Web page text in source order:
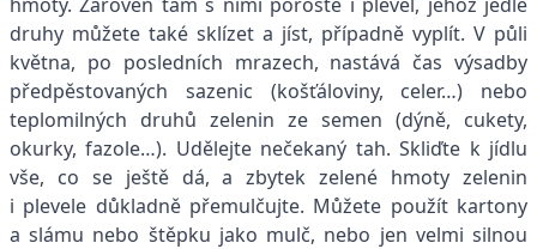
druhy můžete také sklízet a jíst, případně vyplít. V půli
května, po posledních mrazech, nastává čas výsadby
předpěstovaných sazenic (košťáloviny, celer…) nebo
teplomilných druhů zelenin ze semen (dýně, cukety,
okurky, fazole…). Udělejte nečekaný tah. Skliďte k jídlu
vše, co se ještě dá, a zbytek zelené hmoty zelenin
i plevele důkladně přemulčujte. Můžete použít kartony
a slámu nebo štěpku jako mulč, nebo jen velmi silnou